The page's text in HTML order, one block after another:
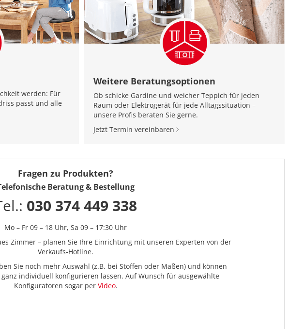
werden: Für
passt und alle
Weitere Beratungsoptionen
Ob schicke Gardine und weicher Teppich für jeden
Raum oder Elektrogerät für jede Alltagssituation –
unsere Profis beraten Sie gerne.
Jetzt Termin vereinbaren
Fragen zu Produkten?
Beratung & Bestellung
030 374 449 338
Mo – Fr 09 – 18 Uhr,Sa 09 – 17:30 Uhr
Zimmer – planen Sie Ihre Einrichtung mit unseren Experten von der
Verkaufs-Hotline.
Sie noch mehr Auswahl (z.B. bei Stoffen oder Maßen) und können
individuell konfigurieren lassen. Auf Wunsch für ausgewählte
Konfiguratoren sogar per Video.